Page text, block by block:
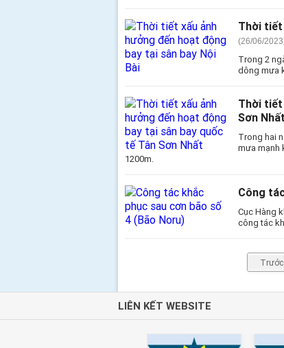
Thời tiết
(26/06/
Trong 2
dông mưa
Thời tiết
Sơn Nhất
Trong hai
mưa mạnh
1200m.
Công
Cục Hàng
công tác
Trước
LIÊN KẾT WEBSITE